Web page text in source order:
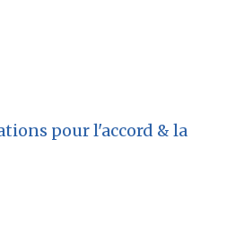
pour l'accord & la